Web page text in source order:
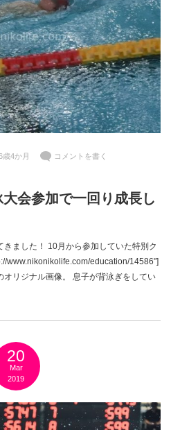
歳4か月
コメントを書く
会参加で一回り成長し
ました！ 10月から参加していた特別ク
www.nikonikolife.com/education/14586"]
リジナル画像。 息子が背泳ぎをしてい
20
Mar
2019